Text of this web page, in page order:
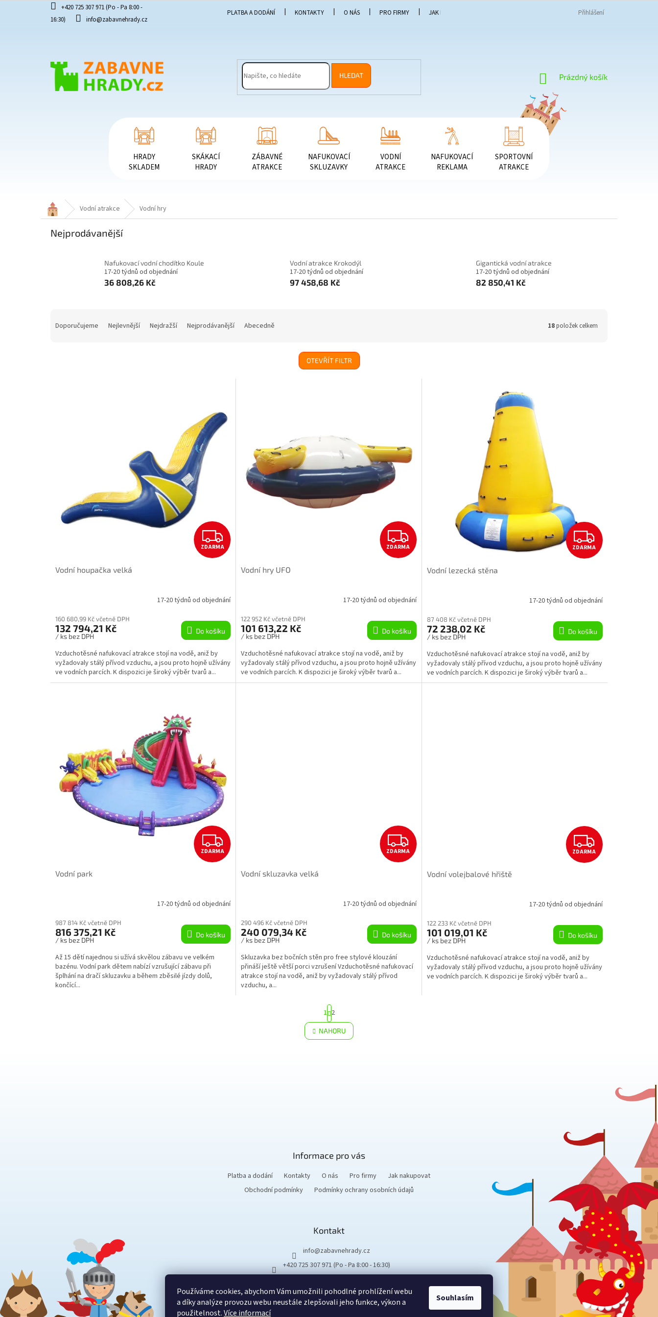
Používáme cookies, abychom Vám umožnili pohodlné prohlížení webu
a díky analýze provozu webu neustále zlepšovali jeho funkce, výkon a
použitelnost.Více informací
Souhlasím
obsah
+420 725 307 971 (Po - Pa 8:00 -
16:30)
info@zabavnehrady.cz
PLATBA A DODÁNÍ KONTAKTY O NÁS PRO FIRMY JAK NAKUPOVAT PODMÍNKY OCHRANY
Přihlášení
HLEDAT
NÁKUPNÍ
Prázdný košík
HRADY
SKLADEM
SKÁKACÍ
HRADY
ZÁBAVNÉ
ATRAKCE
NAFUKOVACÍ
SKLUZAVKY
VODNÍ
ATRAKCE
NAFUKOVACÍ
REKLAMA
SPORTOVNÍ
ATRAKCE
Domů Vodní atrakce Vodní hry
Nejprodávanější
Nafukovací vodní chodítko Koule
17-20 týdnů od objednání
36 808,26 Kč
Vodní atrakce Krokodýl
17-20 týdnů od objednání
97 458,68 Kč
Gigantická vodní atrakce
17-20 týdnů od objednání
82 850,41 Kč
Doporučujeme Nejlevnější Nejdražší Nejprodávanější Abecedně 18položek celkem
OTEVŘÍT FILTR
Z
D
R
M
A
ZDARMA
Vodní houpačka velká
17-20 týdnů od objednání
160 680,99 Kč včetně DPH
132 794,21 Kč
/ ks bez DPH
Do košíku
Vzduchotěsné nafukovací atrakce stojí na vodě, aniž by
vyžadovaly stálý přívod vzduchu, a jsou proto hojně užívány
ve vodních parcích. K dispozici je široký výběr tvarů a...
Z
D
R
M
A
ZDARMA
Vodní hry UFO
17-20 týdnů od objednání
122 952 Kč včetně DPH
101 613,22 Kč
/ ks bez DPH
Do košíku
Vzduchotěsné nafukovací atrakce stojí na vodě, aniž by
vyžadovaly stálý přívod vzduchu, a jsou proto hojně užívány
ve vodních parcích. K dispozici je široký výběr tvarů a...
Z
D
R
M
A
ZDARMA
Vodní lezecká stěna
17-20 týdnů od objednání
87 408 Kč včetně DPH
72 238,02 Kč
/ ks bez DPH
Do košíku
Vzduchotěsné nafukovací atrakce stojí na vodě, aniž by
vyžadovaly stálý přívod vzduchu, a jsou proto hojně užívány
ve vodních parcích. K dispozici je široký výběr tvarů a...
Z
D
R
M
A
ZDARMA
Vodní park
17-20 týdnů od objednání
987 814 Kč včetně DPH
816 375,21 Kč
/ ks bez DPH
Do košíku
Až 15 dětí najednou si užívá skvělou zábavu ve velkém
bazénu. Vodní park dětem nabízí vzrušující zábavu při
šplhání na dračí skluzavku a během zběsilé jízdy dolů,
končící...
Z
D
R
M
A
ZDARMA
Vodní skluzavka velká
17-20 týdnů od objednání
290 496 Kč včetně DPH
240 079,34 Kč
/ ks bez DPH
Do košíku
Skluzavka bez bočních stěn pro free stylové klouzání
přináší ještě větší porci vzrušení Vzduchotěsné nafukovací
atrakce stojí na vodě, aniž by vyžadovaly stálý přívod
vzduchu, a...
Z
D
R
M
A
ZDARMA
Vodní volejbalové hřiště
17-20 týdnů od objednání
122 233 Kč včetně DPH
101 019,01 Kč
/ ks bez DPH
Do košíku
Vzduchotěsné nafukovací atrakce stojí na vodě, aniž by
vyžadovaly stálý přívod vzduchu, a jsou proto hojně užívány
ve vodních parcích. K dispozici je široký výběr tvarů a...
O
v
ý
i
u
S
t
r
á
n
1 2
NAHORU
Informace pro vás
Platba a dodání Kontakty O nás Pro firmy
Jak nakupovat
Obchodní podmínky
Podmínky ochrany osobních údajů
Kontakt
info@zabavnehrady.cz
+420 725 307 971 (Po - Pa 8:00 - 16:30)